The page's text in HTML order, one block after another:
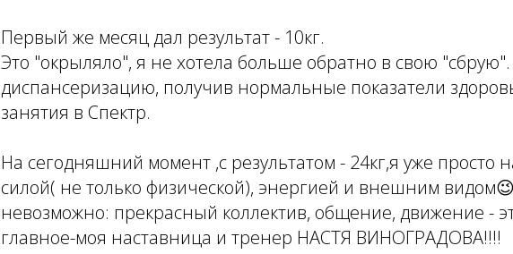
Первый же месяц дал результат - 10кг.
Это "окрыляло", я не хотела больше обратно в свою
диспансеризацию, получив нормальные показатели
занятия в Спектр.
На сегодняшний момент ,с результатом - 24кг,я уже просто
силой( не только физической), энергией и внешним
невозможно: прекрасный коллектив, общение, движение -
главное-моя наставница и тренер НАСТЯ ВИНОГРАДОВА!!!!